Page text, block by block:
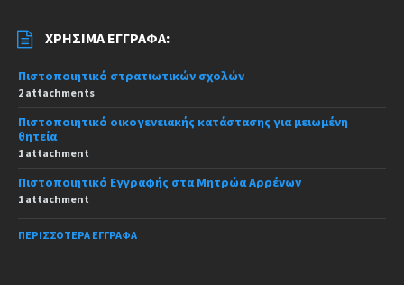
ΧΡΉΣΙΜΑ ΈΓΓΡΑΦΑ:
Πιστοποιητικό στρατιωτικών σχολών
2 attachments
Πιστοποιητικό οικογενειακής κατάστασης για μειωμένη
θητεία
1 attachment
Πιστοποιητικό Εγγραφής στα Μητρώα Αρρένων
1 attachment
ΠΕΡΙΣΣΌΤΕΡΑ ΈΓΓΡΑΦΑ